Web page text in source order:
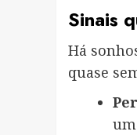
Sinais
Há
quase